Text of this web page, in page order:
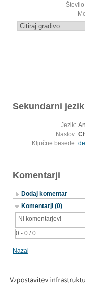
Sekundarni jezik
Jezik:
Naslov:
Ključne besede:
Komentarji
Dodaj komentar
Komentarji (0)
0 - 0 / 0
Ni komentarjev!
Nazaj